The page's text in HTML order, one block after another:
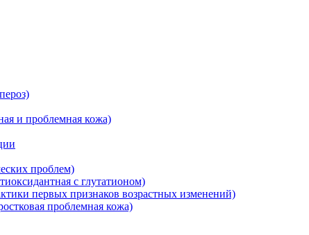
и проблемная кожа)
проблем)
с глутатионом)
первых признаков возрастных изменений)
проблемная кожа)